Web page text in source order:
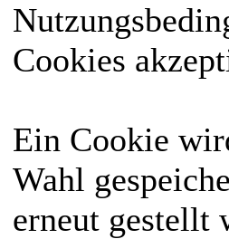
Cookies
Ein Cookie
Wahl
erneut gestellt